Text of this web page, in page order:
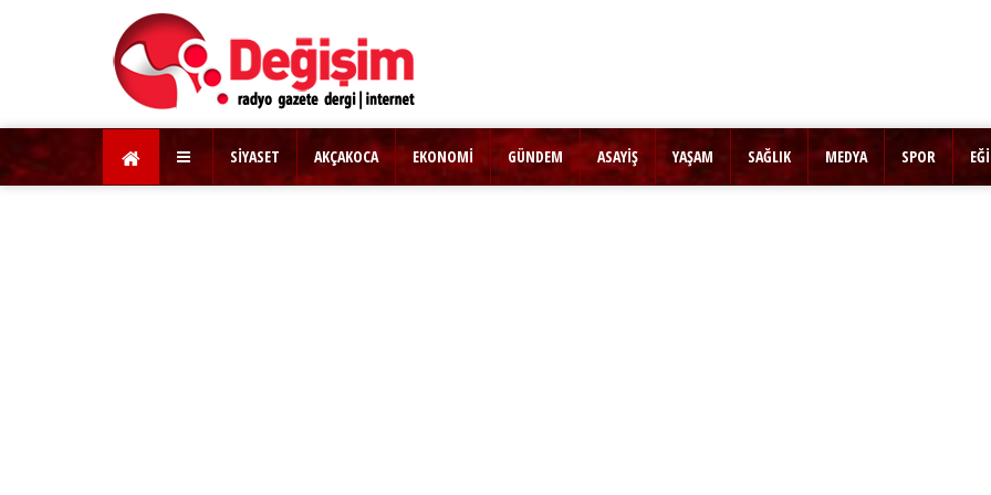
SİYASET AKÇAKOCA EKONOMİ GÜNDEM ASAYİŞ YAŞAM SAĞLIK MEDYA SPOR